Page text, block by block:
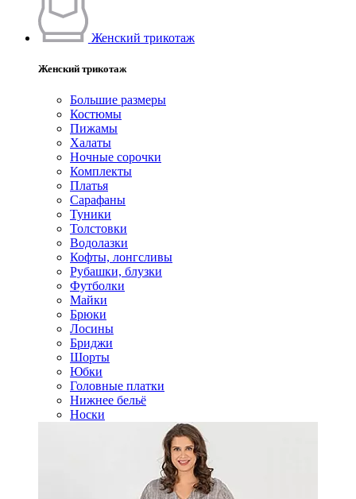
Женский трикотаж
Женский трикотаж
Большие размеры
Костюмы
Пижамы
Халаты
Ночные сорочки
Комплекты
Платья
Сарафаны
Туники
Толстовки
Водолазки
Кофты, лонгсливы
Рубашки, блузки
Футболки
Майки
Брюки
Лосины
Бриджи
Шорты
Юбки
Головные платки
Нижнее бельё
Носки